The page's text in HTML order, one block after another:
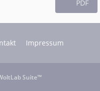
PDF
Impressum
Suite™